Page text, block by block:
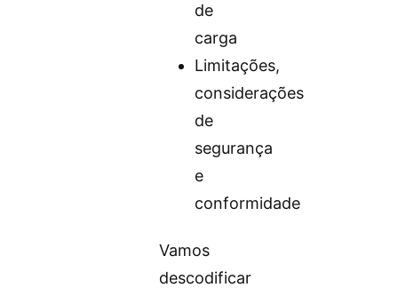
de
carga
Limitações,
considerações
de
segurança
e
conformidade
Vamos
descodificar